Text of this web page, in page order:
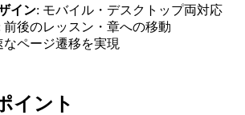
イン: モバイル・デスクトップ両対応
前後のレッスン・章への移動
なページ遷移を実現
イント